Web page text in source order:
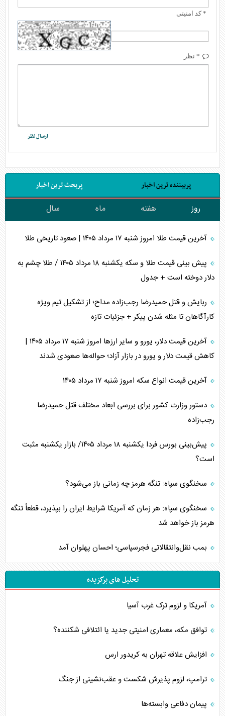
* کد امنیتی
* نظر
پربیننده ترین اخبار پربحث ترین اخبار
روز هفته ماه سال
آخرین قیمت طلا امروز شنبه ۱۷ مرداد ۱۴۰۵ | صعود تاریخی طلا
پیش بینی قیمت طلا و سکه یکشنبه ۱۸ مرداد ۱۴۰۵ / طلا چشم به
دلار دوخته است + جدول
ربایش و قتل حمیدرضا رجب‌زاده مداح؛ از تشکیل تیم ویژه
کارآگاهان تا مثله شدن پیکر + جزئیات تازه
آخرین قیمت دلار، یورو و سایر ارز‌ها امروز شنبه ۱۷ مرداد ۱۴۰۵ |
کاهش قیمت دلار و یورو در بازار آزاد؛ حواله‌ها صعودی شدند
آخرین قیمت انواع سکه امروز شنبه ۱۷ مرداد ۱۴۰۵
دستور وزارت کشور برای بررسی ابعاد مختلف قتل حمیدرضا
رجب‌زاده
پیش‌بینی بورس فردا یکشنبه ۱۸ مرداد ۱۴۰۵/ بازار یکشنبه مثبت
است؟
سخنگوی سپاه: تنگه هرمز چه زمانی باز می‌شود؟
سخنگوی سپاه: هر زمان که آمریکا شرایط ایران را بپذیرد، قطعاً تنگه
هرمز باز خواهد شد
بمب نقل‌وانتقالاتی فجرسپاسی؛ احسان پهلوان آمد
تحلیل های برگزیده
آمریکا و لزوم ترک غرب آسیا
توافق مکه، معماری امنیتی جدید یا ائتلافی شکننده؟
افزایش علاقه تهران به کریدور ارس
ترامپ، لزوم پذیرش شکست و عقب‌نشینی از جنگ
پیمان دفاعی‌ وابسته‌ها